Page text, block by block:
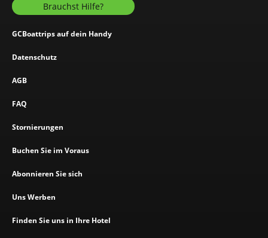
Brauchst Hilfe?
GCBoattrips auf dein Handy
Datenschutz
AGB
FAQ
Stornierungen
Buchen Sie im Voraus
Abonnieren Sie sich
Uns Werben
Finden Sie uns in Ihre Hotel